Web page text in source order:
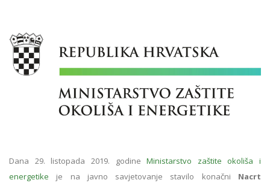
Dana 29. listopada 2019. godineMinistarstvo zaštite okoliša i
energetike je na javno savjetovanje stavilo konačni Nacrt